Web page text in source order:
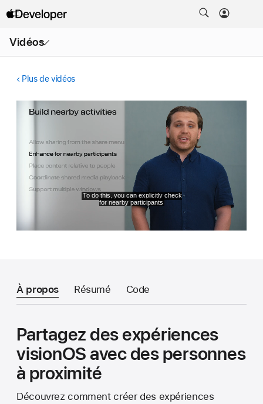
Vidéos
menu
Plus de vidéos
À propos Résumé Code
Partagez des expériences
visionOS avec des personnes
à proximité
Découvrez comment créer des expériences